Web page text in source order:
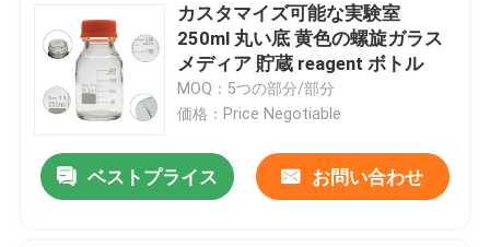
カスタマイズ可能な実験室
250ml 丸い底 黄色の螺旋ガラス
メディア 貯蔵 reagent ボトル
MOQ：5つの部分/部分
価格：Price Negotiable
ベストプライス お問い合わせ